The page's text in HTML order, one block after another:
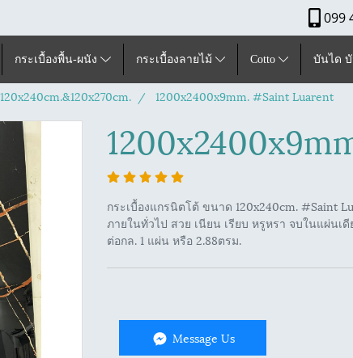
099
กระเบื้องพื้น-ผนัง กระเบื้องลายไม้ Cotto บันได
120x240cm.&120x270cm. 1200x2400x9mm. #Saint Luarent
กระเบื้องแกรนิตโต้ ขนาด 120x240cm. #Saint
ภายในทั่วไป สวย เนียน เรียบ หรูหรา จบในแผ่น
ต่อกล. 1 แผ่น หรือ 2.88ตรม.
Message Us